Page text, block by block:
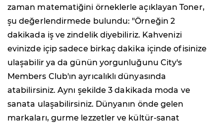
zaman matematiğini örneklerle açıklayan Toner,
şu değerlendirmede bulundu: "Örneğin 2
dakikada iş ve zindelik diyebiliriz. Kahvenizi
evinizde içip sadece birkaç dakika içinde ofisinize
ulaşabilir ya da günün yorgunluğunu City's
Members Club'ın ayrıcalıklı dünyasında
atabilirsiniz. Aynı şekilde 3 dakikada moda ve
sanata ulaşabilirsiniz. Dünyanın önde gelen
markaları, gurme lezzetler ve kültür-sanat